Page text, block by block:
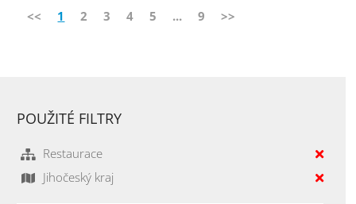
<< 1 2 3 4 5 ... 9 >>
POUŽITÉ FILTRY
Restaurace
Jihočeský kraj